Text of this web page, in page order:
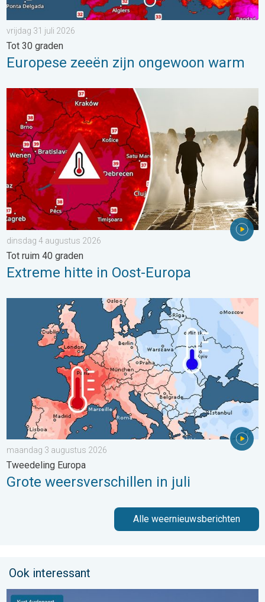
vrijdag 31 juli 2026
Tot 30 graden
Europese zeeën zijn ongewoon warm
Extreme hitte in Oost-Europa. Tot ruim 40 graden. . . dinsdag
dinsdag 4 augustus 2026
Tot ruim 40 graden
Extreme hitte in Oost-Europa
Grote weersverschillen in juli. Tweedeling Europa. . .
maandag 3 augustus 2026
Tweedeling Europa
Grote weersverschillen in juli
Alle weernieuwsberichten
Ook interessant
Stuur jouw weerfoto van de week!. Weer&Radar Uploader. . .